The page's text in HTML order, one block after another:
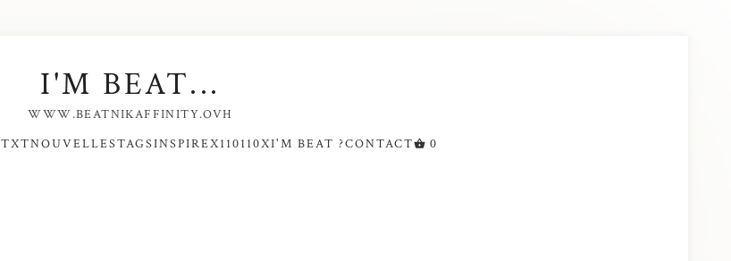
I'M BEAT...
WWW.BEATNIKAFFINITY.OVH
TXTNOUVELLESTAGSINSPIREX110110XI'M BEAT ?CONTACT 0